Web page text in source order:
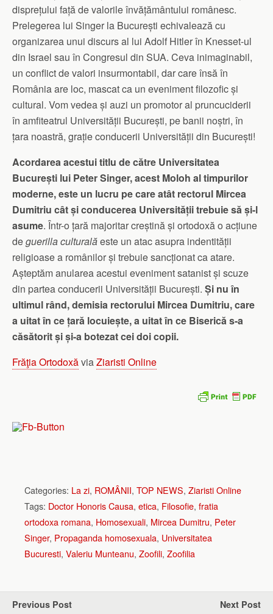
disprețului față de valorile învățământului românesc.
Prelegerea lui Singer la București echivalează cu
organizarea unui discurs al lui Adolf Hitler în Knesset-ul
din Israel sau în Congresul din SUA. Ceva inimaginabil,
un conflict de valori insurmontabil, dar care însă în
România are loc, mascat ca un eveniment filozofic și
cultural. Vom vedea și auzi un promotor al pruncuciderii
în amfiteatrul Universității București, pe banii noștri, în
țara noastră, grație conducerii Universității din București!
Acordarea acestui titlu de către Universitatea
București lui Peter Singer, acest Moloh al timpurilor
moderne, este un lucru pe care atât rectorul Mircea
Dumitriu cât și conducerea Universității trebuie să și-l
asume. Într-o țară majoritar creștină și ortodoxă o acțiune
deguerilla culturalăeste un atac asupra indentității
religioase a românilor și trebuie sancționat ca atare.
Așteptăm anularea acestui eveniment satanist și scuze
din partea conducerii Universității București. Și nu în
ultimul rând, demisia rectorului Mircea Dumitriu, care
a uitat în ce țară locuiește, a uitat în ce Biserică s-a
căsătorit și și-a botezat cei doi copii.
Frăţia OrtodoxăviaZiaristi Online
Categories: La zi, ROMÂNII, TOP NEWS, Ziaristi Online
Tags: Doctor Honoris Causa, etica, Filosofie, fratia
ortodoxa romana, Homosexuali, Mircea Dumitru, Peter
Singer, Propaganda homosexuala, Universitatea
Bucuresti, Valeriu Munteanu, Zoofili, Zoofilia
Previous Post Next Post